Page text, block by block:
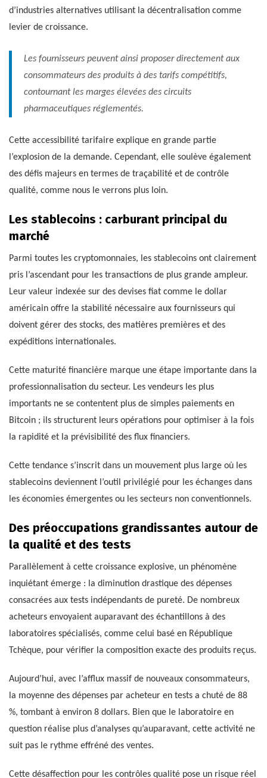
d’industries alternatives utilisant la décentralisation comme
levier de croissance.
Les fournisseurs peuvent ainsi proposer directement aux
consommateurs des produits à des tarifs compétitifs,
contournant les marges élevées des circuits
pharmaceutiques réglementés.
Cette accessibilité tarifaire explique en grande partie
l’explosion de la demande. Cependant, elle soulève également
des défis majeurs en termes de traçabilité et de contrôle
qualité, comme nous le verrons plus loin.
Les stablecoins : carburant principal du
marché
Parmi toutes les cryptomonnaies, les stablecoins ont clairement
pris l’ascendant pour les transactions de plus grande ampleur.
Leur valeur indexée sur des devises fiat comme le dollar
américain offre la stabilité nécessaire aux fournisseurs qui
doivent gérer des stocks, des matières premières et des
expéditions internationales.
Cette maturité financière marque une étape importante dans la
professionnalisation du secteur. Les vendeurs les plus
importants ne se contentent plus de simples paiements en
Bitcoin ; ils structurent leurs opérations pour optimiser à la fois
la rapidité et la prévisibilité des flux financiers.
Cette tendance s’inscrit dans un mouvement plus large où les
stablecoins deviennent l’outil privilégié pour les échanges dans
les économies émergentes ou les secteurs non conventionnels.
Des préoccupations grandissantes autour de
la qualité et des tests
Parallèlement à cette croissance explosive, un phénomène
inquiétant émerge : la diminution drastique des dépenses
consacrées aux tests indépendants de pureté. De nombreux
acheteurs envoyaient auparavant des échantillons à des
laboratoires spécialisés, comme celui basé en République
Tchèque, pour vérifier la composition exacte des produits reçus.
Aujourd’hui, avec l’afflux massif de nouveaux consommateurs,
la moyenne des dépenses par acheteur en tests a chuté de 88
%, tombant à environ 8 dollars. Bien que le laboratoire en
question réalise plus d’analyses qu’auparavant, cette activité ne
suit pas le rythme effréné des ventes.
Cette désaffection pour les contrôles qualité pose un risque réel